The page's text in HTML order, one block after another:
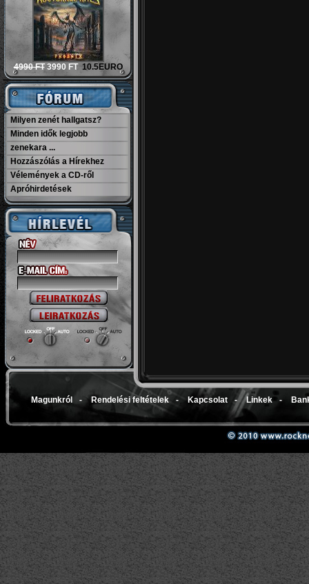
Milyen zenét hallgatsz?
Minden idők legjobb
zenekara ...
Hozzászólás a Hírekhez
Vélemények a CD-ről
Apróhirdetések
Magunkról - Rendelési feltételek - Kapcsolat - Linkek -